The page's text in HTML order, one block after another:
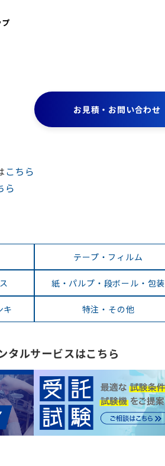
お見積・お問い合わせ
こちら
ら
テープ・フィルム
紙・パルプ・段ボール・包装
キ 特注・その他
タルサービスはこちら